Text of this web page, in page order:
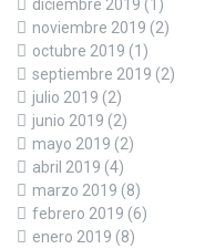
diciembre 2019 (1)
noviembre 2019 (2)
octubre 2019 (1)
septiembre 2019 (2)
julio 2019 (2)
junio 2019 (2)
mayo 2019 (2)
abril 2019 (4)
marzo 2019 (8)
febrero 2019 (6)
enero 2019 (8)